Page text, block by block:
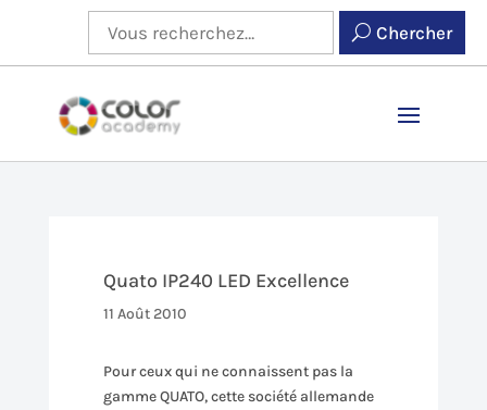
Chercher
Quato IP240 LED Excellence
11 Août 2010
Pour ceux qui ne connaissent pas la
gamme QUATO, cette société allemande